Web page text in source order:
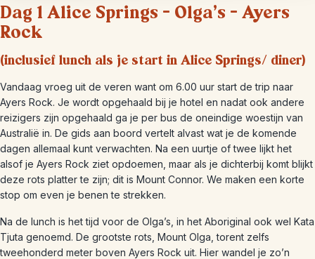
Dag 1 Alice Springs – Olga’s – Ayers
Rock
(inclusief lunch als je start in Alice Springs/ diner)
Vandaag vroeg uit de veren want om 6.00 uur start de trip naar
Ayers Rock. Je wordt opgehaald bij je hotel en nadat ook andere
reizigers zijn opgehaald ga je per bus de oneindige woestijn van
Australië in. De gids aan boord vertelt alvast wat je de komende
dagen allemaal kunt verwachten. Na een uurtje of twee lijkt het
alsof je Ayers Rock ziet opdoemen, maar als je dichterbij komt blijkt
deze rots platter te zijn; dit is Mount Connor. We maken een korte
stop om even je benen te strekken.
Na de lunch is het tijd voor de Olga’s, in het Aboriginal ook wel Kata
Tjuta genoemd. De grootste rots, Mount Olga, torent zelfs
tweehonderd meter boven Ayers Rock uit. Hier wandel je zo’n